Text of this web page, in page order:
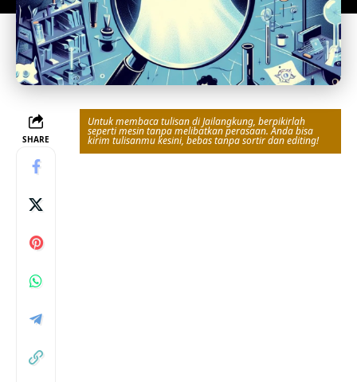
SHARE
Untuk membaca tulisan di Jailangkung, berpikirlah
seperti mesin tanpa melibatkan perasaan. Anda bisa
kirim tulisanmu kesini, bebas tanpa sortir dan editing!